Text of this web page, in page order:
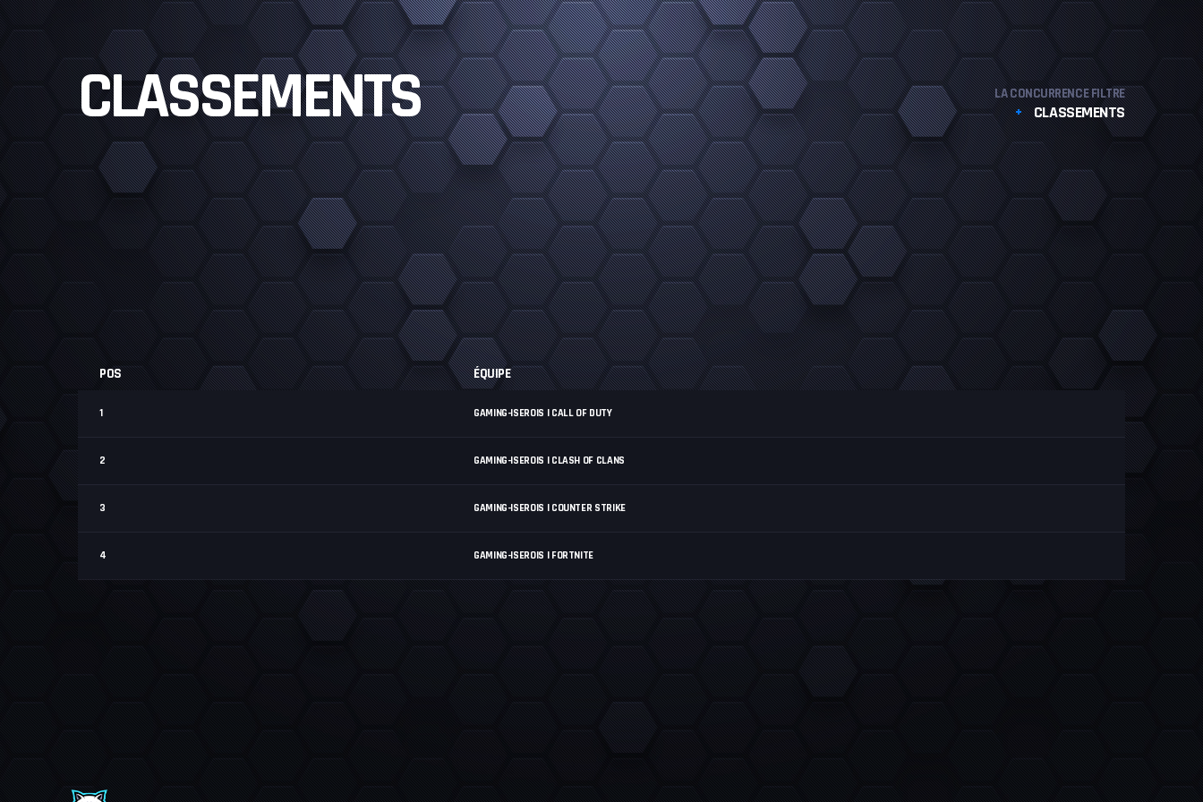
CLASSEMENTS LA CONCURRENCE FILTRE
CLASSEMENTS
POS ÉQUIPE
1 GAMING-ISEROIS | CALL OF DUTY
2 GAMING-ISEROIS | CLASH OF CLANS
3 GAMING-ISEROIS | COUNTER STRIKE
4 GAMING-ISEROIS | FORTNITE